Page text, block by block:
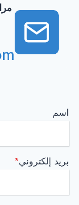
اسم
بريد إلكتروني*